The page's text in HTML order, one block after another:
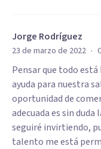
Jorge Rodríguez
23 de marzo de 2022 ·
Pensar que todo
ayuda para nuestra
oportunidad de
adecuada es sin
seguiré invirtiendo,
talento me está